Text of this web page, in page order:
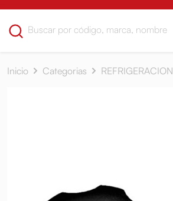
Inicio Categorias REFRIGERACION